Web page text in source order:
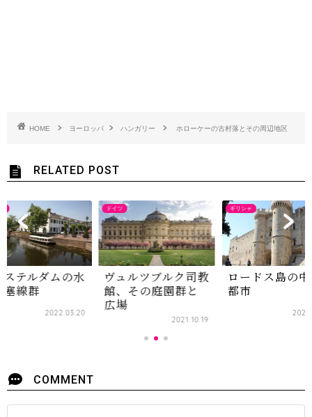
HOME ヨーロッパ ハンガリー ホローケーの古村落とその周辺地区
RELATED POST
ステルダムの水
塞線群
2022.03.20
ドイツ
ヴュルツブルク司教
館、その庭園群と
広場
2021.10.19
ギリシャ
ロードス島の
都市
COMMENT